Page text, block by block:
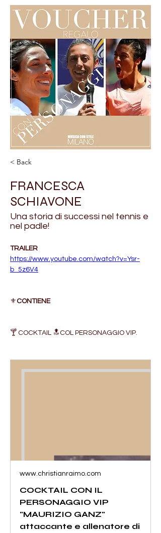
< Back
FRANCESCA
SCHIAVONE
Una storia di successi nel tennis e
nel padle!
TRAILER
https://www.youtube.com/watch?v=Ysr-
b_5z6V4
⚜️ CONTIENE
🍸 COCKTAIL 🔝COL PERSONAGGIO VIP.
www.christianraimo.com
COCKTAIL CON IL
PERSONAGGIO VIP
"MAURIZIO GANZ"
attaccante e allenatore di